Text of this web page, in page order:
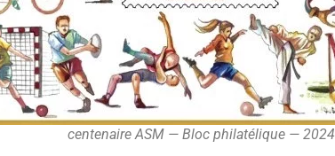
centenaire ASM — Bloc philatélique — 2024